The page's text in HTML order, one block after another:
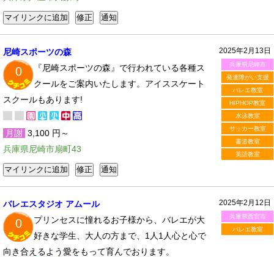
2025年2月13日
兵庫県尼崎市
発達障がい支援
バレエ教室
HIPHOP教室
水泳教室
サッカー教室
書道教室
英語教室
尼崎スポーツの森
0
『尼崎スポーツの森』で行われている各種ス
クールをご案内いたします。アイススケート
スクールもあります!
月謝 3,100 円～
兵庫県尼崎市扇町43
2025年2月12日
兵庫県西宮市
バレエ教室
バレエスタジオ アムール
0
プリンセスに憧れるお子様から、バレエが大
好きな学生、大人の方まで、1人1人心と心で
向き合えるよう愛をもって育んでおります。